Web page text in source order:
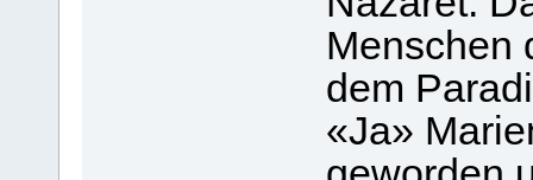
Menschen
dem
«Ja»